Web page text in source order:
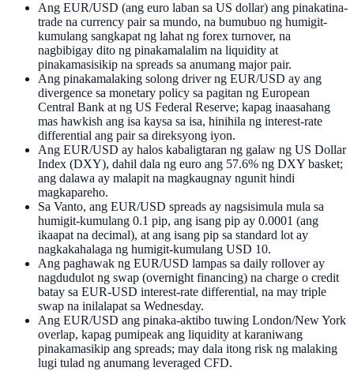
Ang EUR/USD (ang euro laban sa US dollar) ang pinakatina-
trade na currency pair sa mundo, na bumubuo ng humigit-
kumulang sangkapat ng lahat ng forex turnover, na
nagbibigay dito ng pinakamalalim na liquidity at
pinakamasisikip na spreads sa anumang major pair.
Ang pinakamalaking solong driver ng EUR/USD ay ang
divergence sa monetary policy sa pagitan ng European
Central Bank at ng US Federal Reserve; kapag inaasahang
mas hawkish ang isa kaysa sa isa, hinihila ng interest-rate
differential ang pair sa direksyong iyon.
Ang EUR/USD ay halos kabaligtaran ng galaw ng US Dollar
Index (DXY), dahil dala ng euro ang 57.6% ng DXY basket;
ang dalawa ay malapit na magkaugnay ngunit hindi
magkapareho.
Sa Vanto, ang EUR/USD spreads ay nagsisimula mula sa
humigit-kumulang 0.1 pip, ang isang pip ay 0.0001 (ang
ikaapat na decimal), at ang isang pip sa standard lot ay
nagkakahalaga ng humigit-kumulang USD 10.
Ang paghawak ng EUR/USD lampas sa daily rollover ay
nagdudulot ng swap (overnight financing) na charge o credit
batay sa EUR-USD interest-rate differential, na may triple
swap na inilalapat sa Wednesday.
Ang EUR/USD ang pinaka-aktibo tuwing London/New York
overlap, kapag pumipeak ang liquidity at karaniwang
pinakamasikip ang spreads; may dala itong risk ng malaking
lugi tulad ng anumang leveraged CFD.